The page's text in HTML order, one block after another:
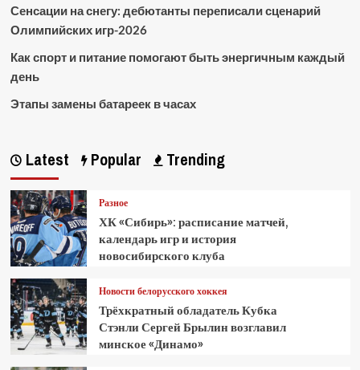
Сенсации на снегу: дебютанты переписали сценарий
Олимпийских игр-2026
Как спорт и питание помогают быть энергичным каждый
день
Этапы замены батареек в часах
Latest Popular Trending
Разное
ХК «Сибирь»: расписание матчей,
календарь игр и история
новосибирского клуба
Новости белорусского хоккея
Трёхкратный обладатель Кубка
Стэнли Сергей Брылин возглавил
минское «Динамо»